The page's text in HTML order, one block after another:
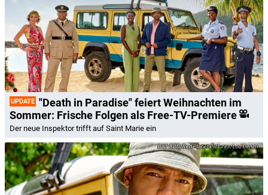
UPDATE "Death in Paradise" feiert Weihnachten im
Sommer: Frische Folgen als Free-TV-Premiere
Der neue Inspektor trifft auf Saint Marie ein
BBC/Red Planet Pictures/Lou Denim